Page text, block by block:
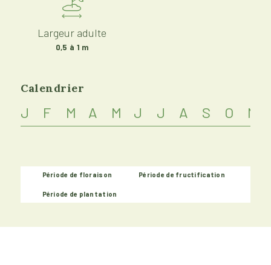
Largeur adulte
0,5 à 1 m
Calendrier
J F M A M J J A S O N
Période de floraison Période de fructification
Période de plantation